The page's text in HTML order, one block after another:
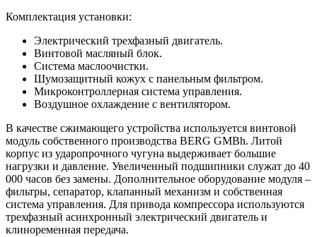
Комплектация установки:
Электрический трехфазный двигатель.
Винтовой масляный блок.
Система маслоочистки.
Шумозащитный кожух с панельным фильтром.
Микроконтроллерная система управления.
Воздушное охлаждение с вентилятором.
В качестве сжимающего устройства используется винтовой
модуль собственного производства BERG GMBh. Литой
корпус из ударопрочного чугуна выдерживает большие
нагрузки и давление. Увеличенный подшипники служат до 40
000 часов без замены. Дополнительное оборудование модуля –
фильтры, сепаратор, клапанный механизм и собственная
система управления. Для привода компрессора используются
трехфазный асинхронный электрический двигатель и
клиноременная передача.